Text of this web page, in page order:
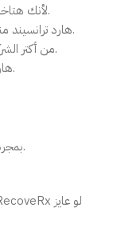
لأنك هتاخد أداء سريع + مساحة كبيرة + حماية في جهاز واحد.
هارد ترانسيند مناسب سواء كنت بتخزن ألعاب، أفلام، صور أو شغل.
شركة Transcend من أكتر الشركات الموثوقة في مجال التخزين.
هارد 4 تيرا سهل الاستخدام مع أي جهاز من غير تعقيد.
ج: أيوة، متوافق مع PS5 وكمان Xbox بمجرد التوصيل.